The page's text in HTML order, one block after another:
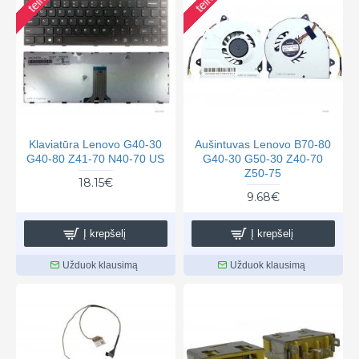
Klaviatūra Lenovo G40-30
G40-80 Z41-70 N40-70 US
18.15€
Į krepšelį
Užduok klausimą
Aušintuvas Lenovo B70-80
G40-30 G50-30 Z40-70
Z50-75
9.68€
Į krepšelį
Užduok klausimą